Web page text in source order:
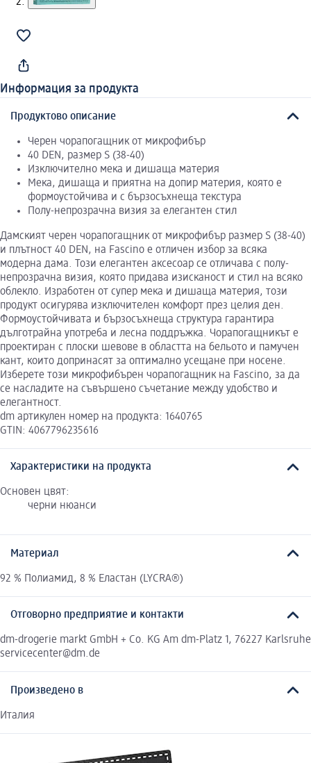
Информация за продукта
Продуктово описание
Черен чорапогащник от микрофибър
40 DEN, размер S (38-40)
Изключително мека и дишаща материя
Мека, дишаща и приятна на допир материя, която е
формоустойчива и с бързосъхнеща текстура
Полу-непрозрачна визия за елегантен стил
Дамският черен чорапогащник от микрофибър размер S (38-40)
и плътност 40 DEN, на Fascino е отличен избор за всяка
модерна дама. Този елегантен аксесоар се отличава с полу-
непрозрачна визия, която придава изисканост и стил на всяко
облекло. Изработен от супер мека и дишаща материя, този
продукт осигурява изключителен комфорт през целия ден.
Формоустойчивата и бързосъхнеща структура гарантира
дълготрайна употреба и лесна поддръжка. Чорапогащникът е
проектиран с плоски шевове в областта на бельото и памучен
кант, които допринасят за оптимално усещане при носене.
Изберете този микрофибърен чорапогащник на Fascino, за да
се насладите на съвършено съчетание между удобство и
елегантност.
dm артикулен номер на продукта: 1640765
GTIN: 4067796235616
Характеристики на продукта
Основен цвят:
черни нюанси
Материал
92 % Полиамид, 8 % Еластан (LYCRA®)
Отговорно предприятие и контакти
dm-drogerie markt GmbH + Co. KG Am dm-Platz 1, 76227 Karlsruhe
servicecenter@dm.de
Произведено в
Италия